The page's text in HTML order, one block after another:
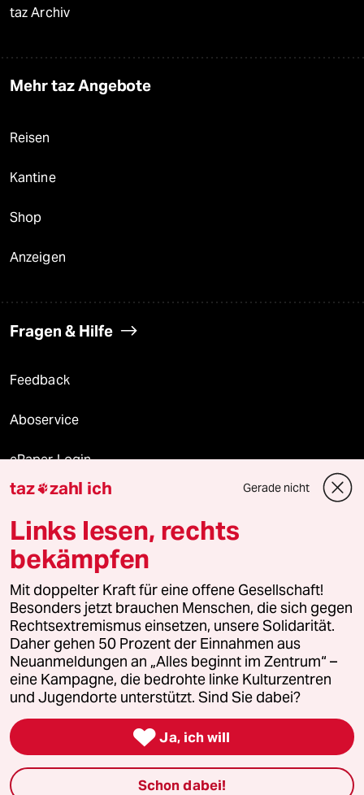
taz Archiv
Mehr taz Angebote
Reisen
Kantine
Shop
Anzeigen
Fragen & Hilfe
Feedback
Aboservice
ePaper Login
Downloads für Abonnierende
© 2026 taz Verlags und Vertriebs GmbH
Alle Rechte vorbehalten. Bei rechtlichen Fragen oder für Genehmigungen
wenden Sie sich bitte an lizenzen@taz.de
Feedback Redaktionsstatut Kommune-Richtlinien
Leitlinie Informant Datenschutz Impressum AGB
Seitenwende Einwilligungen widerrufen (Ads)
taz zahl ich Gerade nicht
Links lesen, rechts
bekämpfen
Mit doppelter Kraft für eine offene Gesellschaft!
Besonders jetzt brauchen Menschen, die sich gegen
Rechtsextremismus einsetzen, unsere Solidarität.
Daher gehen 50 Prozent der Einnahmen aus
Neuanmeldungen an „Alles beginnt im Zentrum“ –
eine Kampagne, die bedrohte linke Kulturzentren
und Jugendorte unterstützt. Sind Sie dabei?
 Ja, ich will
Schon dabei!